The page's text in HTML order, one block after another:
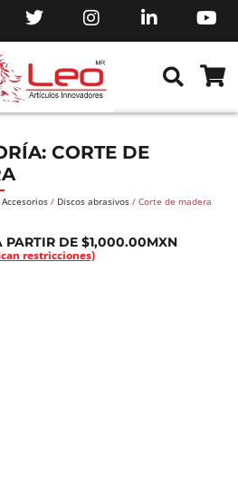
CORTE DE
Accesorios / Discos abrasivos / Corte de madera
PARTIR DE $1,000.00MXN
restricciones)